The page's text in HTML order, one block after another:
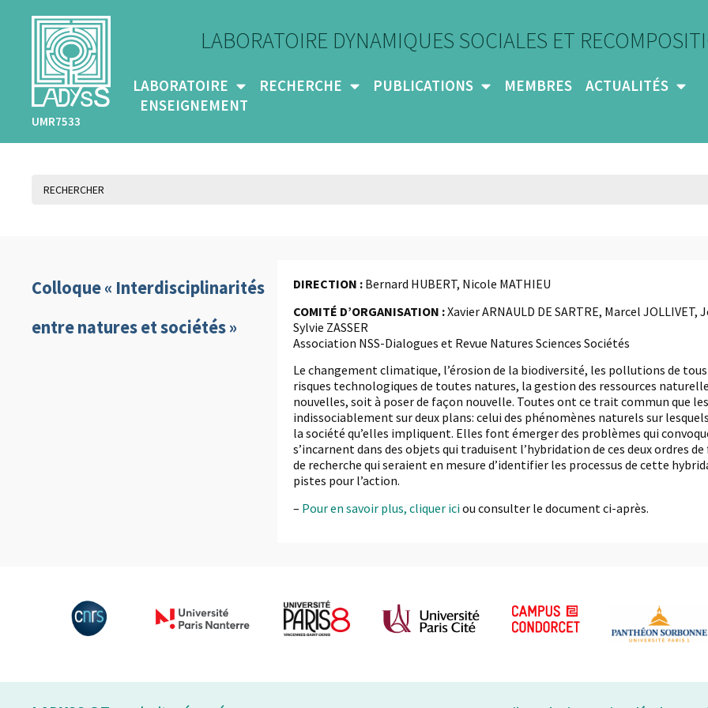
UMR7533
LABORATOIRE DYNAMIQUES SOCIALES ET
LABORATOIRE RECHERCHE PUBLICATIONS MEMBRES
ACTUALITÉS
ENSEIGNEMENT
Colloque « Interdisciplinarités
entre natures et sociétés »
DIRECTION : Bernard HUBERT, Nicole MATHIEU
COMITÉ D’ORGANISATION :Xavier ARNAULD DE SARTRE, Marcel
Sylvie ZASSER
Association NSS-Dialogues et Revue Natures Sciences Sociétés
Le changement climatique, l’érosion de la biodiversité, les pollutions de
risques technologiques de toutes natures, la gestion des ressources
nouvelles, soit à poser de façon nouvelle. Toutes ont ce trait commun que
indissociablement sur deux plans: celui des phénomènes naturels sur
la société qu’elles impliquent. Elles font émerger des problèmes qui
s’incarnent dans des objets qui traduisent l’hybridation de ces deux ordres
de recherche qui seraient en mesure d’identifier les processus de cette
pistes pour l’action.
– Pour en savoir plus, cliquer iciou consulter le document ci-après.